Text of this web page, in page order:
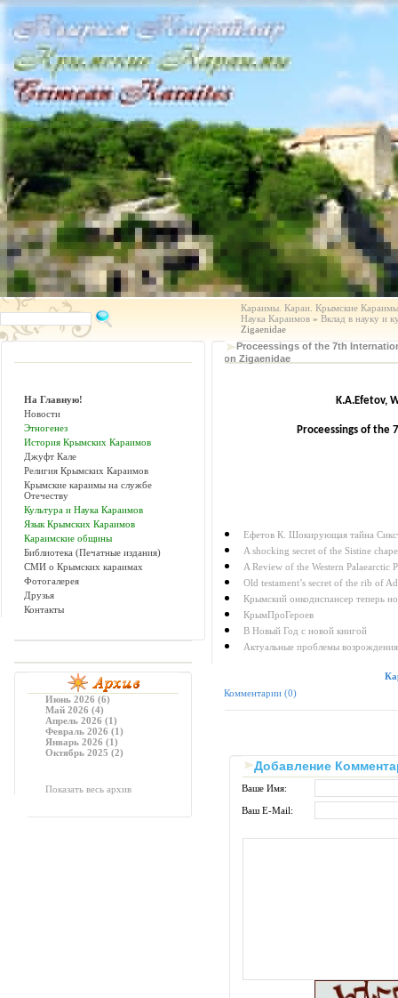
Караимы. Караи. Крымские
Наука Караимов »Вклад в науку и
Zigaenidae
На Главную!
Новости
Этногенез
История Крымских Караимов
Джуфт Кале
Религия Крымских Караимов
Крымские караимы на службе
Отечеству
Культура и Наука Караимов
Язык Крымских Караимов
Караимские общины
Библиотека (Печатные издания)
СМИ о Крымских караимах
Фотогалерея
Друзья
Контакты
Июнь 2026 (6)
Май 2026 (4)
Апрель 2026 (1)
Февраль 2026 (1)
Январь 2026 (1)
Октябрь 2025 (2)
Показать весь архив
Proceessings of the 7th
on Zigaenidae
K.A.Efetov,
Proceessings of the
Ефетов К. Шокирующая тайна
A shocking secret of the Sistine
A Review of the Western Palaearctic
Old testament’s secret of the rib of
Крымский онкодиспансер теперь
КрымПроГероев
В Новый Год с новой книгой
Актуальные проблемы
Комментарии (0)
Добавление
Ваше Имя:
Ваш E-Mail: